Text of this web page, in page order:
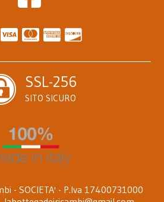
SSL-256
SITO SICURO
- SOCIETA' - P.Iva 17400731000